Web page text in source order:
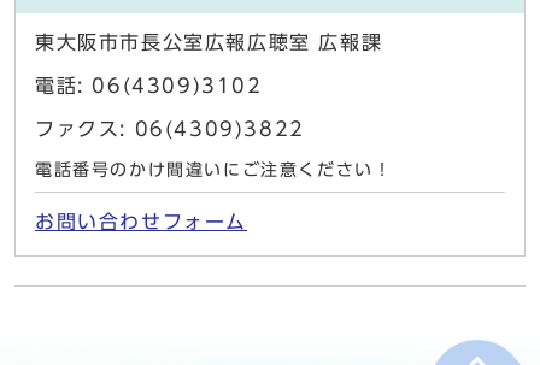
東大阪市市長公室広報広聴室 広報課
電話: 06(4309)3102
ファクス: 06(4309)3822
電話番号のかけ間違いにご注意ください！
お問い合わせフォーム